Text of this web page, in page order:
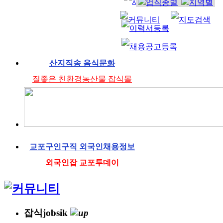
산지직송 음식문화
질좋은 친환경농산물 잡식몰
교포구인구직 외국인채용정보
외국인잡 교포투데이
잡식jobsik